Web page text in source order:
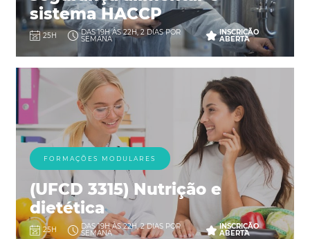
sistema HACCP
25H DAS 19H ÀS 22H, 2 DIAS POR
SEMANA
INSCRIÇÃO
ABERTA
FORMAÇÕES MODULARES
(UFCD 3315) Nutrição e
dietética
25H DAS 19H ÀS 22H, 2 DIAS POR
SEMANA
INSCRIÇÃO
ABERTA